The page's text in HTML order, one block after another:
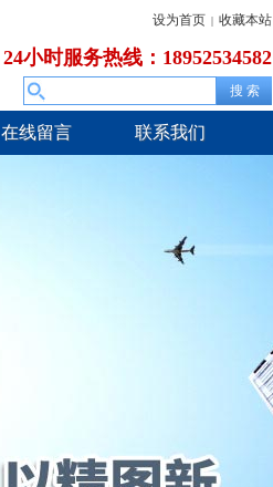
设为首页 | 收藏本站
24小时服务热线：18952534582
在线留言 联系我们